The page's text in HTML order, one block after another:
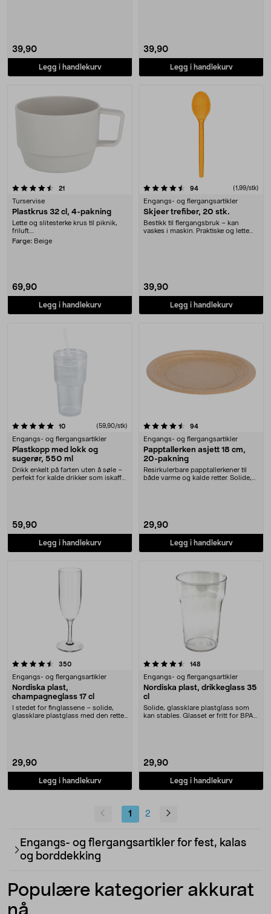
39,90
Legg i handlekurv
39,90
Legg i handlekurv
21
Turservise
Plastkrus 32 cl, 4-pakning
Lette og slitesterke krus til piknik,
friluft....
Farge: Beige
69,90
Legg i handlekurv
4.5 av 5 stjerner 94anmeldelser (1,99/stk)
Engangs- og flergangsartikler
Skjeer trefiber, 20 stk.
Bestikk til flergangsbruk – kan
vaskes i maskin. Praktiske og lette
39,90
Legg i handlekurv
10anmeldelser(59,90/stk)
Engangs- og flergangsartikler
Plastkopp med lokk og
sugerør, 550 ml
Drikk enkelt på farten uten å søle –
perfekt for kalde drikker som iskaffe,
59,90
Legg i handlekurv
4.5 av 5 stjerner 94anmeldelser
Engangs- og flergangsartikler
Papptallerken asjett 18 cm,
20-pakning
Resirkulerbare papptallerkener til
både varme og kalde retter. Solide,
29,90
Legg i handlekurv
350anmeldelser
Engangs- og flergangsartikler
Nordiska plast,
champagneglass 17 cl
I stedet for finglassene – solide,
glassklare plastglass med den rette
29,90
Legg i handlekurv
4.5 av 5 stjerner 148
Engangs- og flergangsartikler
Nordiska plast, drikkeglass 35
cl
Solide, glassklare plastglass som
kan stables. Glasset er fritt for BPA
29,90
Legg i handlekurv
1 2
Engangs- og flergangsartikler for fest, kalas
og borddekking
Populære kategorier akkurat
nå